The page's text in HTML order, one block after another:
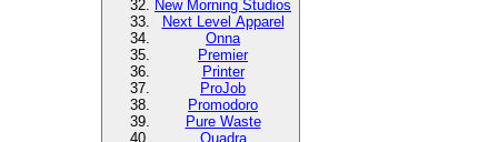
New Morning Studios
Next Level Apparel
Onna
Premier
Printer
ProJob
Promodoro
Pure Waste
Quadra